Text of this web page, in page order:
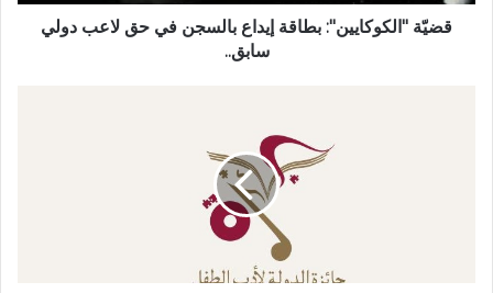
قضيّة "الكوكايين": بطاقة إيداع بالسجن في حق لاعب دولي
سابق..